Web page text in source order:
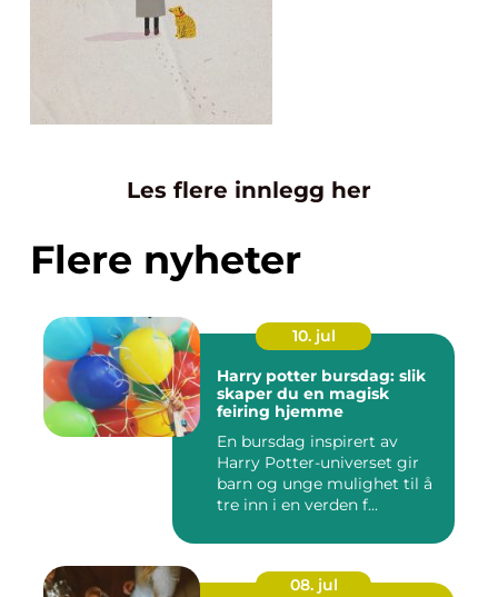
Les flere innlegg her
Flere nyheter
10. jul
Harry potter bursdag: slik
skaper du en magisk
feiring hjemme
En bursdag inspirert av
Harry Potter-universet gir
barn og unge mulighet til å
tre inn i en verden f...
08. jul